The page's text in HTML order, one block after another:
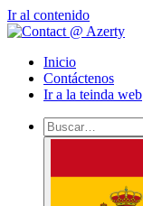
Ir al contenido
Inicio
Contáctenos
Ir a la teinda web